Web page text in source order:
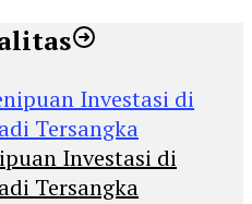
Investasi di
Tersangka